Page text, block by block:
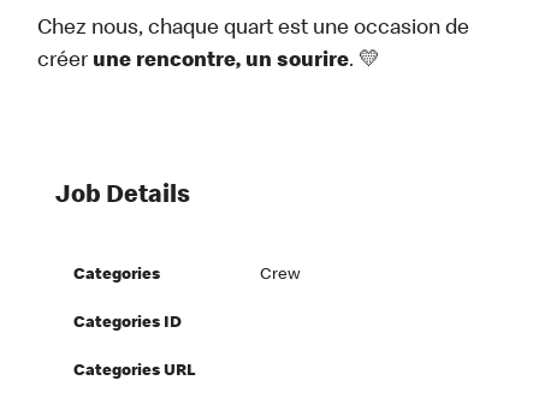
Chez nous, chaque quart est une occasion de
créer une rencontre, un sourire. 💛
Job Details
Categories Crew
Categories ID
Categories URL